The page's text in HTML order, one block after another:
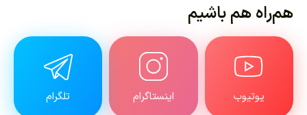
هم‌راه هم باشیم
یوتیوب اینستاگرام تلگرام